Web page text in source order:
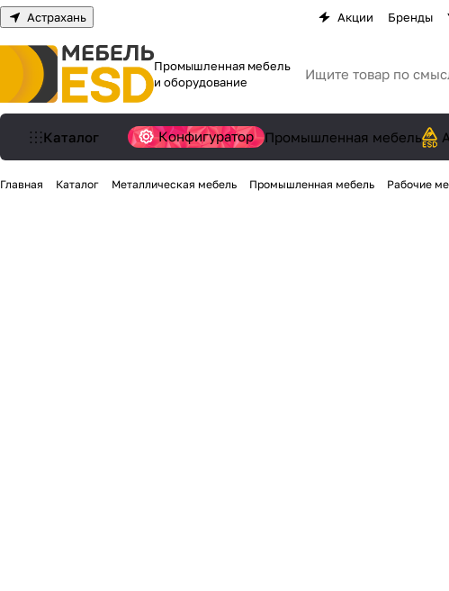
Астрахань Акции Бренды
Промышленная мебель
и оборудование
Каталог Конфигуратор Промышленная мебель
Главная Каталог Металлическая мебель Промышленная мебель Рабочие